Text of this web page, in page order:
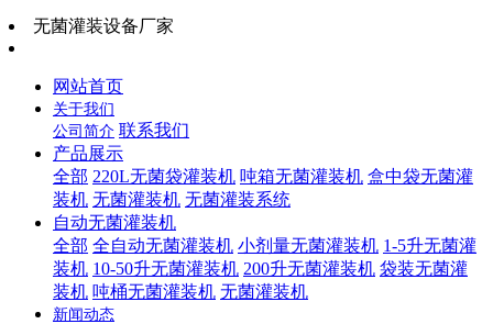
无菌灌装设备厂家
网站首页
关于我们
公司简介 联系我们
产品展示
全部 220L无菌袋灌装机 吨箱无菌灌装机 盒中袋无菌灌
装机 无菌灌装机 无菌灌装系统
自动无菌灌装机
全部 全自动无菌灌装机 小剂量无菌灌装机 1-5升无菌灌
装机 10-50升无菌灌装机 200升无菌灌装机 袋装无菌灌
装机 吨桶无菌灌装机 无菌灌装机
新闻动态